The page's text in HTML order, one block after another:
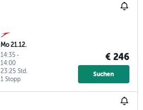
Mo 21.12.
14:35 -
14:00
1 Stopp
23:25 Std.
€ 246
Suchen